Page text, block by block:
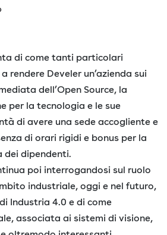
di come tanti particolari
rendere Develer un’azienda sui
dell’Open Source, la
per la tecnologia e le sue
di avere una sede accogliente e
di orari rigidi e bonus per la
dei dipendenti.
poi interrogandosi sul ruolo
industriale, oggi e nel futuro,
Industria 4.0 e di come
associata ai sistemi di visione,